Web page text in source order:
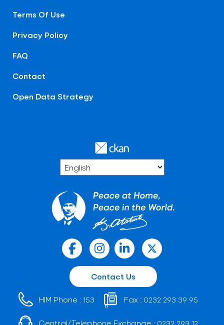
Terms Of Use
Privacy Policy
FAQ
Contact
Open Data Strategy
Contact Us
HIM Phone : 153 Fax : 0232 293 39 95
Central/Telephone Exchange :